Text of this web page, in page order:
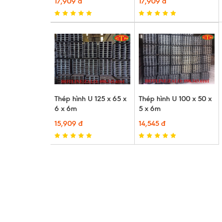
Thép hình U 125 x 65 x
6 x 6m
15,909 đ
Thép hình U 100 x 50 x
5 x 6m
14,545 đ